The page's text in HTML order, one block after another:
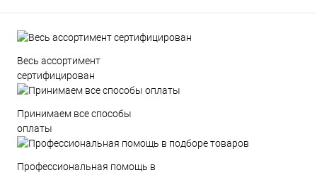
Весь ассортимент
сертифицирован
Принимаем все способы
оплаты
Профессиональная помощь в